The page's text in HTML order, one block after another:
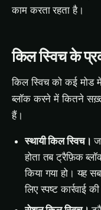
काम करता रहता है।
किल स्विच के
किल स्विच को कई मोड
ब्लॉक करने में कितने
हैं।
स्थायी किल स्विच।
होता तब ट्रैफ़िक
किया गया हो। यह
लिए स्पष्ट कार्रवाई